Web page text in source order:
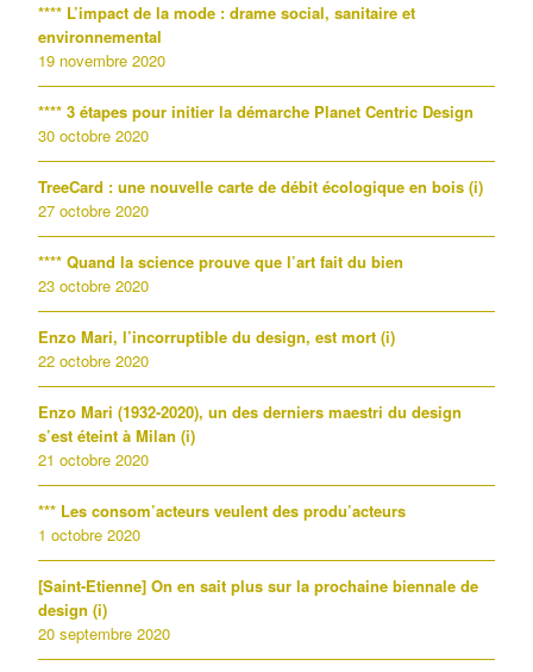
**** L’impact de la mode : drame social, sanitaire et
environnemental
19 novembre 2020
**** 3 étapes pour initier la démarche Planet Centric Design
30 octobre 2020
TreeCard : une nouvelle carte de débit écologique en bois (i)
27 octobre 2020
**** Quand la science prouve que l’art fait du bien
23 octobre 2020
Enzo Mari, l’incorruptible du design, est mort (i)
22 octobre 2020
Enzo Mari (1932-2020), un des derniers maestri du design
s’est éteint à Milan (i)
21 octobre 2020
*** Les consom’acteurs veulent des produ’acteurs
1 octobre 2020
[Saint-Etienne] On en sait plus sur la prochaine biennale de
design (i)
20 septembre 2020